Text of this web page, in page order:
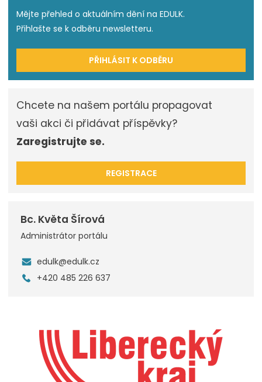
Mějte přehled o aktuálním dění na EDULK.
Přihlašte se k odběru newsletteru.
PŘIHLÁSIT K ODBĚRU
Chcete na našem portálu propagovat
vaši akci či přidávat příspěvky?
Zaregistrujte se.
REGISTRACE
Bc. Květa Šírová
Administrátor portálu
edulk@edulk.cz
+420 485 226 637